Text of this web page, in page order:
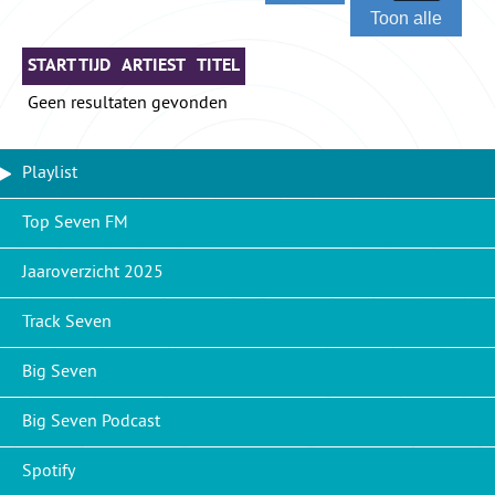
Toon alle
START TIJD ARTIEST TITEL
Geen resultaten gevonden
Playlist
Top Seven FM
Jaaroverzicht 2025
Track Seven
Big Seven
Big Seven Podcast
Spotify